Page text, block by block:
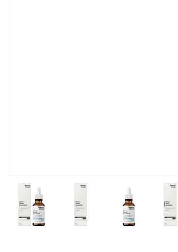
View larger imageView larger imageView larger